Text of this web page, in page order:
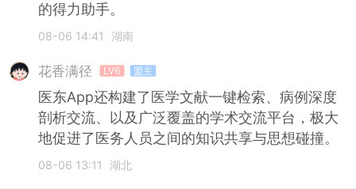
的得力助手。
08-06 14:41 湖南
花香满径 LV6 盟主
医东App还构建了医学文献一键检索、病例深度
剖析交流、以及广泛覆盖的学术交流平台，极大
地促进了医务人员之间的知识共享与思想碰撞。
08-06 13:11 湖北